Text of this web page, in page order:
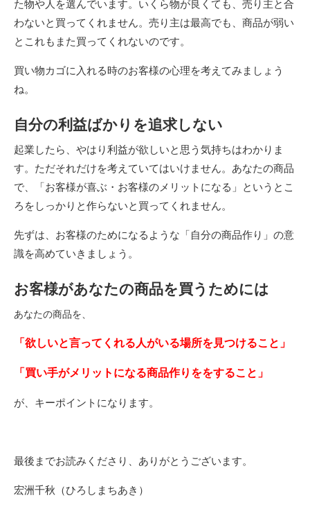
た物や人を選んでいます。いくら物が良くても、売り主と合
わないと買ってくれません。売り主は最高でも、商品が弱い
とこれもまた買ってくれないのです。
買い物カゴに入れる時のお客様の心理を考えてみましょう
ね。
自分の利益ばかりを追求しない
起業したら、やはり利益が欲しいと思う気持ちはわかりま
す。ただそれだけを考えていてはいけません。あなたの商品
で、「お客様が喜ぶ・お客様のメリットになる」というとこ
ろをしっかりと作らないと買ってくれません。
先ずは、お客様のためになるような「自分の商品作り」の意
識を高めていきましょう。
お客様があなたの商品を買うためには
あなたの商品を、
「欲しいと言ってくれる人がいる場所を見つけること」
「買い手がメリットになる商品作りををすること」
が、キーポイントになります。
最後までお読みくださり、ありがとうございます。
宏洲千秋（ひろしまちあき）